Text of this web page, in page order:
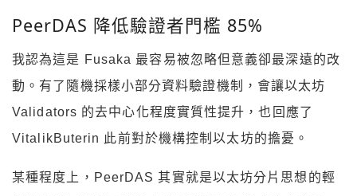
PeerDAS 降低驗證者門檻 85%
我認為這是 Fusaka 最容易被忽略但意義卻最深遠的改
動。有了隨機採樣小部分資料驗證機制，會讓以太坊
Validators 的去中心化程度實質性提升，也回應了
VitalikButerin 此前對於機構控制以太坊的擔憂。
某種程度上，PeerDAS 其實就是以太坊分片思想的輕